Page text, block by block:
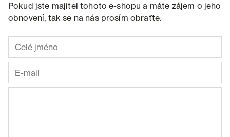
Pokud jste majitel tohoto e-shopu a máte zájem o jeho
obnovení, tak se na nás prosím obraťte.